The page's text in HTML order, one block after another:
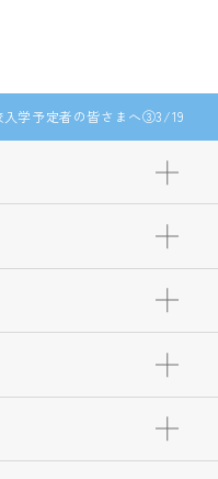
入学予定者の皆さまへ③3/19